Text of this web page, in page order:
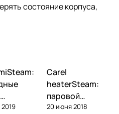
состояние корпуса,
—
Увлажнение
Carel
heaterSteam:
паровой
увлажнитель с
20 июня 2018